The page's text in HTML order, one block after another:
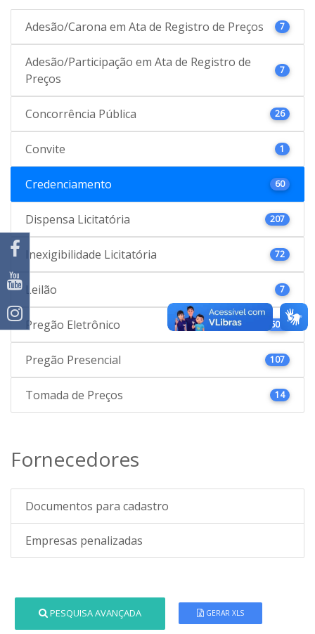
Adesão/Carona em Ata de Registro de Preços 7
Adesão/Participação em Ata de Registro de
Preços
7
Concorrência Pública 26
Convite 1
Credenciamento 60
Dispensa Licitatória 207
Inexigibilidade Licitatória 72
Leilão 7
Pregão Eletrônico 601
Pregão Presencial 107
Tomada de Preços 14
Fornecedores
Documentos para cadastro
Empresas penalizadas
PESQUISA AVANÇADA GERAR XLS